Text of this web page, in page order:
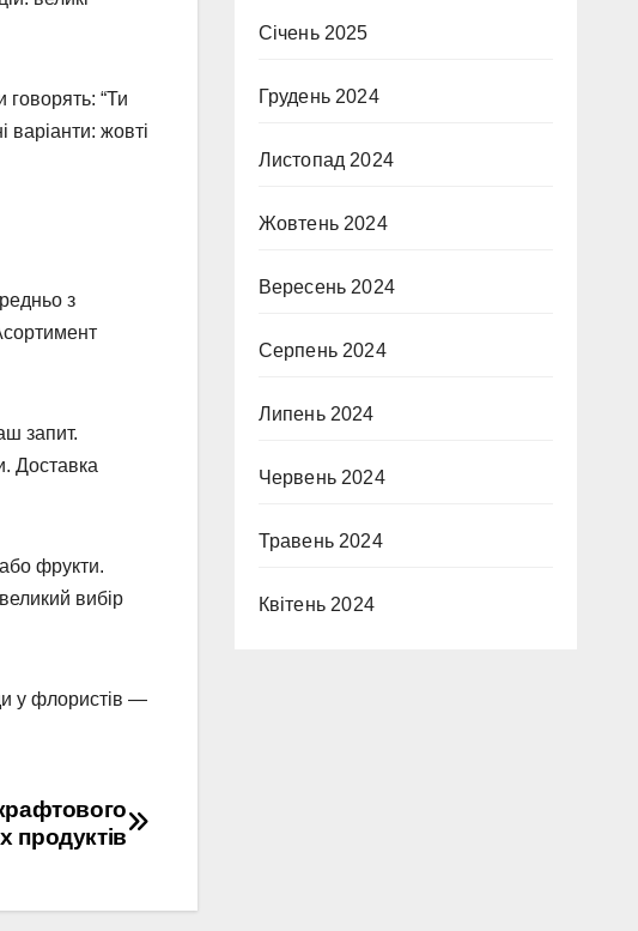
говорять: “Ти
варіанти: жовті
з
запит.
Доставка
фрукти.
вибір
у флористів —
продуктів
Січень 2025
Грудень 2024
Листопад 2024
Жовтень 2024
Вересень 2024
Серпень 2024
Липень 2024
Червень 2024
Травень 2024
Квітень 2024